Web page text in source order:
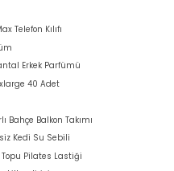
Telefon Kılıfı
Erkek Parfümü
40 Adet
Bahçe Balkon Takımı
Kedi Su Sebili
Pilates Lastiği